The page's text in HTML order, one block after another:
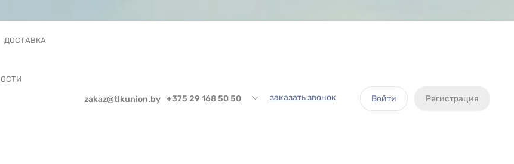
ДОСТАВКА
zakaz@tlkunion.by +375 29 168 50 50 заказать звонок Войти Регистрация